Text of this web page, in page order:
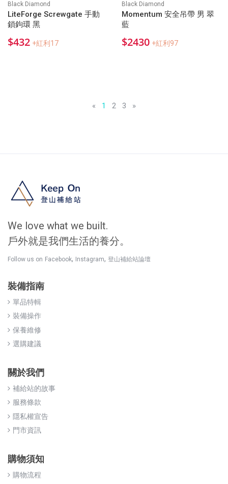
Black Diamond
LiteForge Screwgate 手動
鎖鉤環 黑
$432 +紅利17
Black Diamond
Momentum 安全吊帶 男 翠
藍
$2430 +紅利97
« 1 2 3 »
We love what we built.
戶外就是我們生活的養分。
Follow us on Facebook, Instagram, 登山補給站論壇
裝備指南
單品特輯
裝備操作
保養維修
選購建議
關於我們
補給站的故事
服務條款
隱私權宣告
門市資訊
購物須知
購物流程